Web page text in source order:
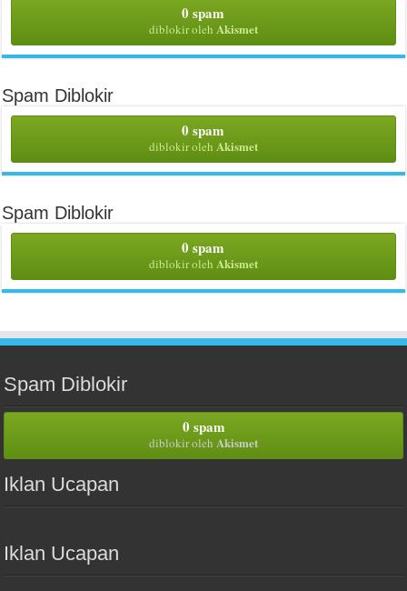
0 spam
diblokir oleh Akismet
Spam Diblokir
0 spam
diblokir oleh Akismet
Spam Diblokir
0 spam
diblokir oleh Akismet
Spam Diblokir
0 spam
diblokir oleh Akismet
Iklan Ucapan
Iklan Ucapan